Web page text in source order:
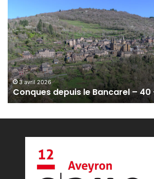
n
q
u
e
s
d
e
p
u
3 avril 2026
Conques depuis le Bancarel – 40